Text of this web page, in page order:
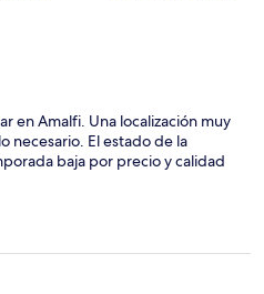
en Amalfi. Una localización muy
necesario. El estado de la
baja por precio y calidad